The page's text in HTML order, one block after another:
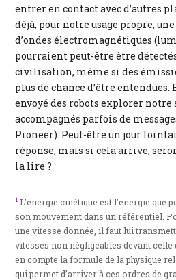
entrer en contact avec d’autres
déjà, pour notre usage propre,
d’ondes électromagnétiques
pourraient peut-être être
civilisation, même si des
plus de chance d’être entendues.
envoyé des robots explorer notre
accompagnés parfois de
Pioneer). Peut-être un jour
réponse, mais si cela arrive,
la lire ?
1 L’énergie cinétique est l’énergie que
son mouvement dans un référentiel.
une vitesse donnée, il faut lui
vitesses non négligeables devant
en compte la formule de la physique
qui permet d’arriver à ces ordres de